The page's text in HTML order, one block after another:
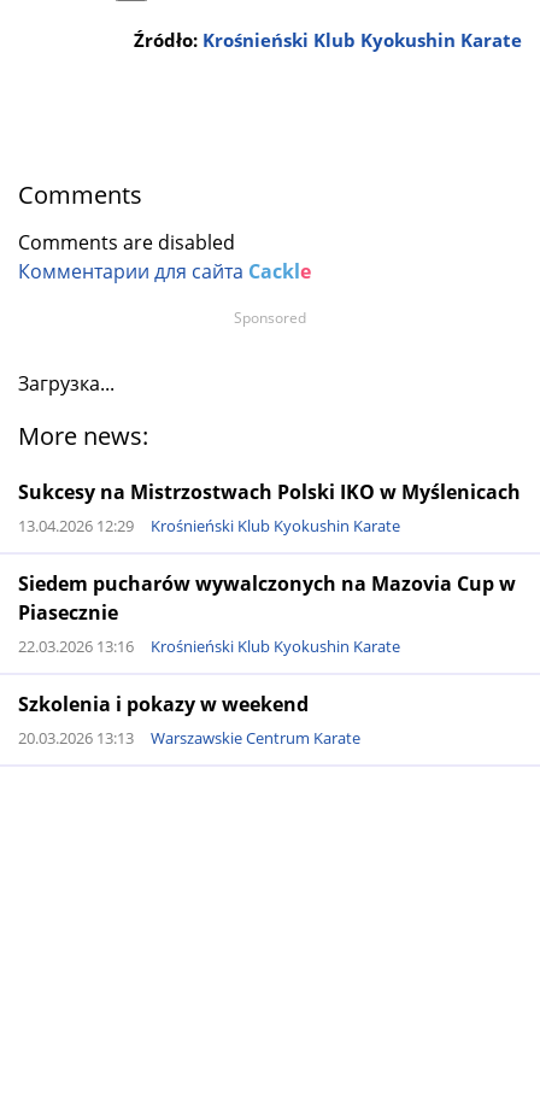
Źródło: Krośnieński Klub Kyokushin Karate
Comments
Comments are disabled
Комментарии для сайта Cackle
Загрузка...
More news:
Sukcesy na Mistrzostwach Polski IKO w Myślenicach
13.04.2026 12:29 Krośnieński Klub Kyokushin Karate
Siedem pucharów wywalczonych na Mazovia Cup w
Piasecznie
22.03.2026 13:16 Krośnieński Klub Kyokushin Karate
Szkolenia i pokazy w weekend
20.03.2026 13:13 Warszawskie Centrum Karate
Sponsored